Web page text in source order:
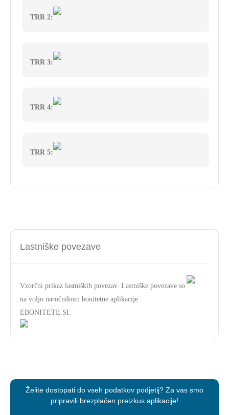
TRR 2:
TRR 3:
TRR 4:
TRR 5:
Lastniške povezave
Vzorčni prikaz lastniških povezav. Lastniške povezave so
na voljo naročnikom bonitetne aplikacije
EBONITETE.SI.
Želite dostopati do vseh podatkov podjetij? Za vas smo
pripravili brezplačen preizkus aplikacije!